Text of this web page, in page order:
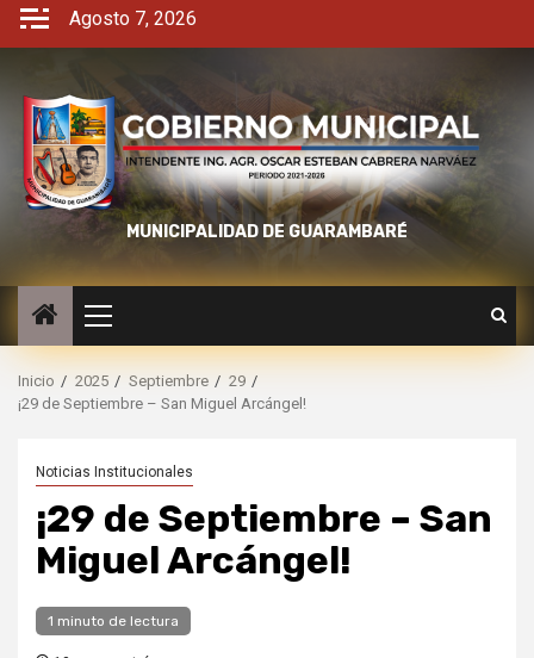
Agosto 7, 2026
MUNICIPALIDAD DE GUARAMBARÉ
Inicio 2025 Septiembre
29
¡29 de Septiembre – San Miguel Arcángel!
Noticias Institucionales
¡29 de Septiembre – San
Miguel Arcángel!
1 minuto de lectura